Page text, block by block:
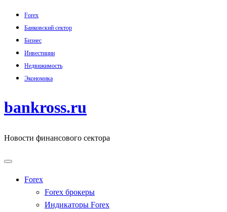
Skip
content
Forex
Банковский сектор
Бизнес
Инвестиции
Недвижимость
Экономика
bankross.ru
Новости финансового сектора
Forex
Forex брокеры
Индикаторы Forex